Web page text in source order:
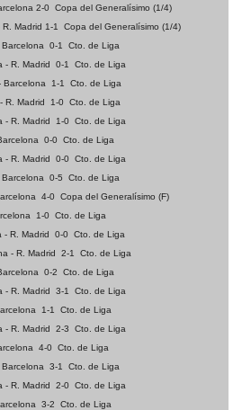
2-0 Copa del Generalísimo (1/4)
Madrid 1-1
Copa del Generalísimo (1/4)
0-1
Cto. de Liga
- R. Madrid 0-1
Cto. de Liga
Barcelona 1-1
Cto. de Liga
R. Madrid 1-0 Cto. de Liga
- R. Madrid 1-0 Cto. de Liga
0-0 Cto. de Liga
- R. Madrid 0-0 Cto. de Liga
0-5
Cto. de Liga
4-0 Copa del Generalísimo (F)
1-0 Cto. de Liga
- R. Madrid 0-0 Cto. de Liga
- R. Madrid 2-1
Cto. de Liga
0-2
Cto. de Liga
- R. Madrid 3-1
Cto. de Liga
1-1
Cto. de Liga
- R. Madrid 2-3
Cto. de Liga
4-0 Cto. de Liga
3-1
Cto. de Liga
- R. Madrid 2-0 Cto. de Liga
3-2 Cto. de Liga